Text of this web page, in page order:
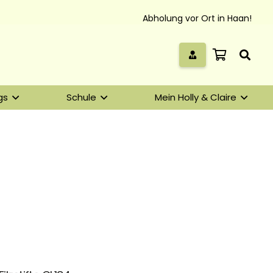
Abholung vor Ort in Haan!
Schule Mein Holly & Claire